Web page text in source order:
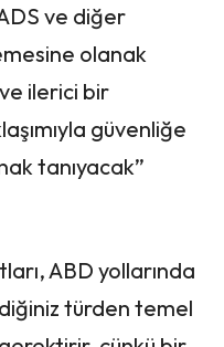
ve diğer
olanak
ilerici bir
güvenliğe
tanıyacak”
ABD yollarında
türden temel